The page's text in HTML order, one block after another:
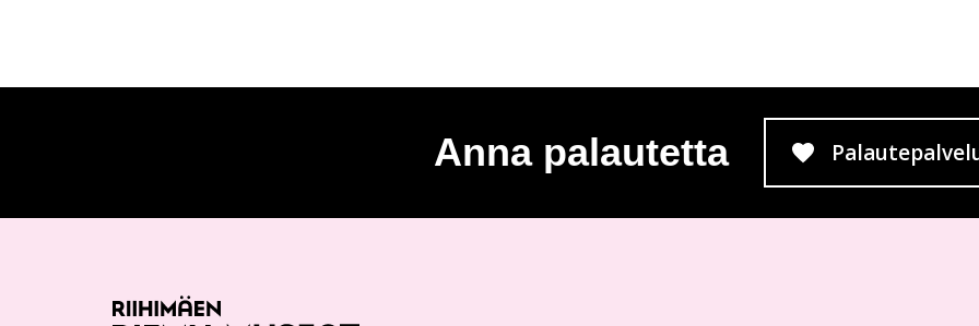
Anna palautetta Siirtyy